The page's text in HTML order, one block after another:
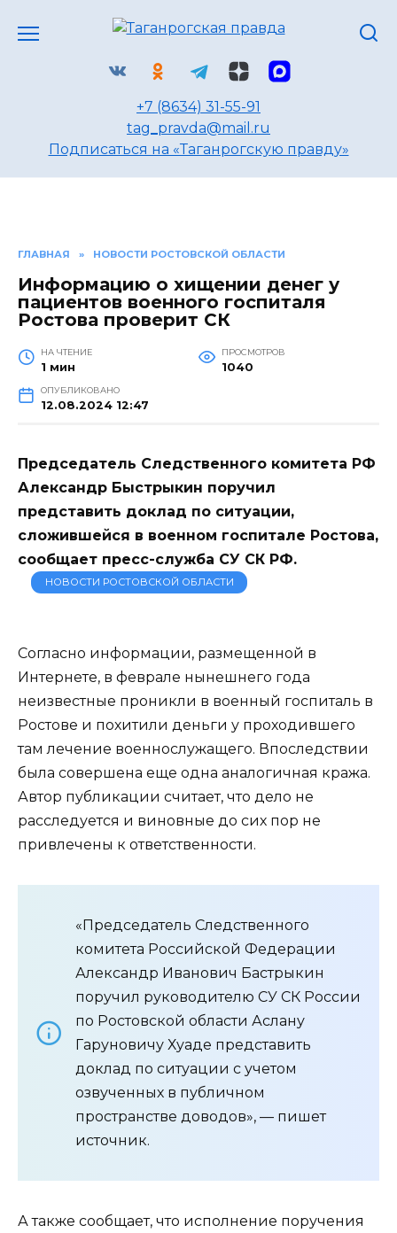
+7 (8634) 31-55-91
tag_pravda@mail.ru
Подписаться на «Таганрогскую правду»
ГЛАВНАЯ » НОВОСТИ РОСТОВСКОЙ ОБЛАСТИ
Информацию о хищении денег у
пациентов военного госпиталя
Ростова проверит СК
НА ЧТЕНИЕ
1 мин
ПРОСМОТРОВ
1040
ОПУБЛИКОВАНО
12.08.2024 12:47
Председатель Следственного комитета РФ
Александр Быстрыкин поручил
представить доклад по ситуации,
сложившейся в военном госпитале Ростова,
сообщает пресс-служба СУ СК РФ.
НОВОСТИ РОСТОВСКОЙ ОБЛАСТИ
Согласно информации, размещенной в
Интернете, в феврале нынешнего года
неизвестные проникли в военный госпиталь в
Ростове и похитили деньги у проходившего
там лечение военнослужащего. Впоследствии
была совершена еще одна аналогичная кража.
Автор публикации считает, что дело не
расследуется и виновные до сих пор не
привлечены к ответственности.
«Председатель Следственного
комитета Российской Федерации
Александр Иванович Бастрыкин
поручил руководителю СУ СК России
по Ростовской области Аслану
Гаруновичу Хуаде представить
доклад по ситуации с учетом
озвученных в публичном
пространстве доводов», — пишет
источник.
А также сообщает, что исполнение поручения